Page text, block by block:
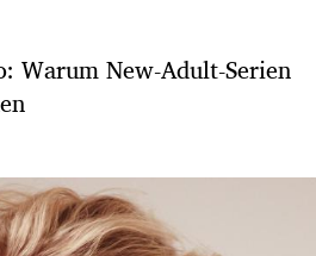
Warum New-Adult-Serien